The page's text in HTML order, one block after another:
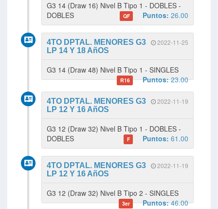
G3 14 (Draw 16) Nivel B Tipo 1 - DOBLES -
DOBLES
QF Puntos: 26.00
2022-11-25
4TO DPTAL. MENORES G3
LP 14 Y 18 AñOS
G3 14 (Draw 48) Nivel B Tipo 1 - SINGLES
R16 Puntos:23.00
2022-11-19
4TO DPTAL. MENORES G3
LP 12 Y 16 AñOS
G3 12 (Draw 32) Nivel B Tipo 1 - DOBLES -
DOBLES
F Puntos: 61.00
2022-11-19
4TO DPTAL. MENORES G3
LP 12 Y 16 AñOS
G3 12 (Draw 32) Nivel B Tipo 2 - SINGLES
3er Puntos:46.00